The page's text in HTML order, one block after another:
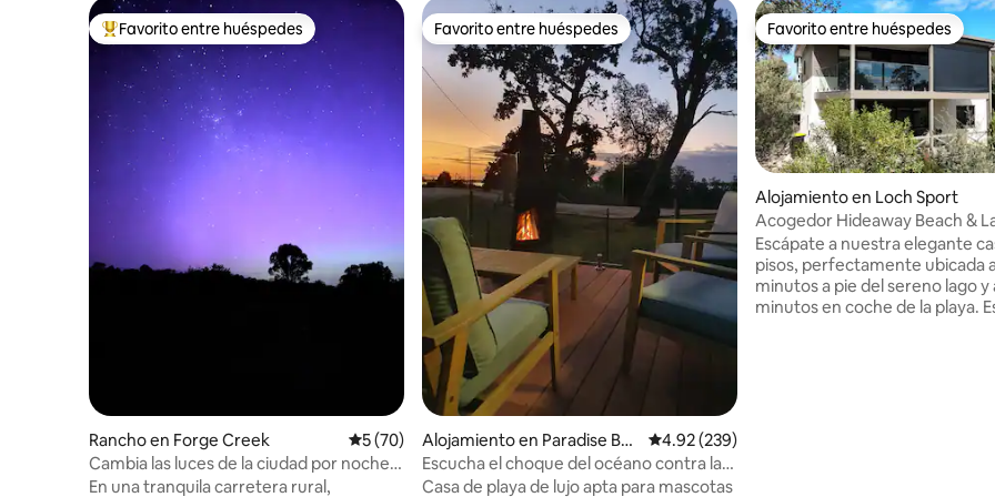
Favorito entre huéspedes preferido
Favorito entre huéspedes
Rancho en Forge Creek Calificación promedio: 5 de 5, 70 reseñas
5 (70)
Cambia las luces de la ciudad por noches
estrelladas
En una tranquila carretera rural,
Favorito entre huéspedes
Favorito entre huéspedes
Alojamiento en Paradise Bea
ch
Calificación promedio: 4.92 de 5, 239 reseñas
4.92 (239)
Escucha el choque del océano contra la
orilla.
Casa de playa de lujo apta para mascotas
Favorito entre huéspedes
Favorito entre huéspedes
Alojamiento en Loch Sport
Acogedor Hideaway Beach &
Peaceful Vibes
Escápate a nuestra elegante
pisos, perfectamente ubicada
minutos a pie del sereno lago y
minutos en coche de la playa.